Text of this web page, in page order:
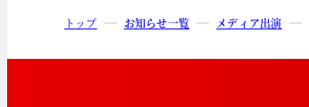
トップ お知らせ一覧 メディア出演